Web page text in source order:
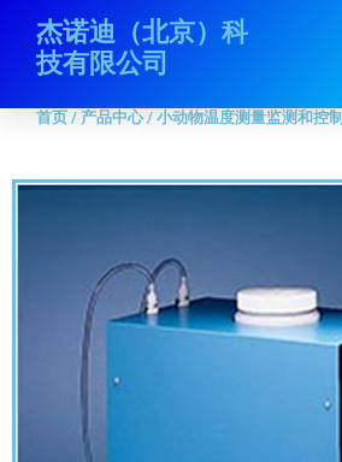
杰诺迪（北京）科
技有限公司
首页/产品中心 小动物温度测量监测和控制
首页 / 产品中心/ 小动物温度测量监测和控制